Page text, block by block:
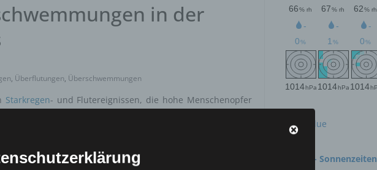
in der
, Überflutungen, Überschwemmungen
Starkregen- und Flutereignissen, die hohe Menschenopfer
dieser Überschwemmungen und starken Regenfälle
Wetterlagen verursacht.
meteoblue
time.is - Sonnenzeiten